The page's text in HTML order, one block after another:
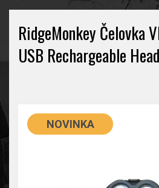
RidgeMonkey Čelovka
USB Rechargeable
NOVINKA